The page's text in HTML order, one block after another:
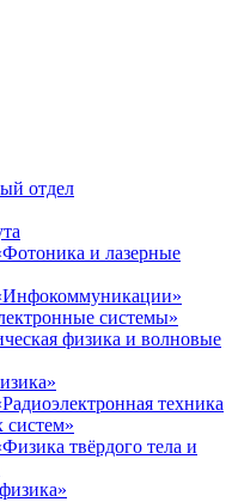
отдел
и лазерные
системы»
физика и волновые
техника
твёрдого тела и